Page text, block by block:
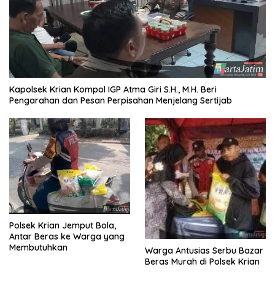
Kapolsek Krian Kompol IGP Atma Giri S.H., M.H. Beri
Pengarahan dan Pesan Perpisahan Menjelang Sertijab
Polsek Krian Jemput Bola,
Antar Beras ke Warga yang
Membutuhkan
Warga Antusias Serbu Bazar
Beras Murah di Polsek Krian